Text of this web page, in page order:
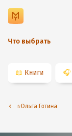
Что выбрать
📖 Книги 🎧
⭐️Ольга Готина